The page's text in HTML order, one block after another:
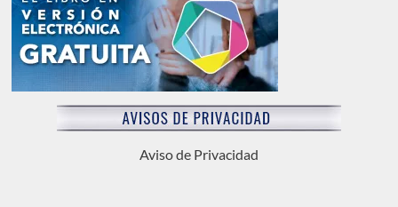
Aviso de Privacidad